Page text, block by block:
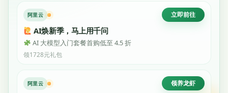
阿里云 立即前往
AI焕新季，马上用千问
AI 大模型入门套餐首购低至 4.5 折
领1728元礼包
阿里云 领养龙虾